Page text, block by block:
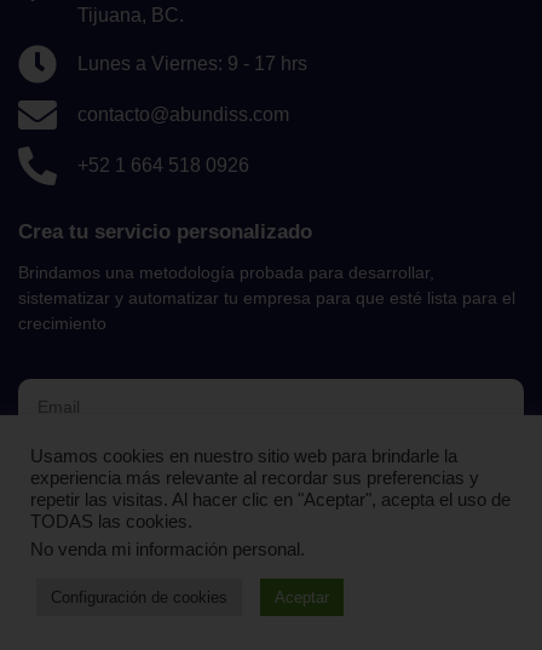
Tijuana, BC.
Lunes a Viernes: 9 - 17 hrs
contacto@abundiss.com
+52 1 664 518 0926
Crea tu servicio personalizado
Brindamos una metodología probada para desarrollar,
sistematizar y automatizar tu empresa para que esté lista para el
crecimiento
UNIRME AL NEWSLETTER
© 2023 Abundiss Services. Todos los derechos reservados.
Usamos cookies en nuestro sitio web para brindarle la
experiencia más relevante al recordar sus preferencias y
repetir las visitas. Al hacer clic en "Aceptar", acepta el uso de
TODAS las cookies.
No venda mi información personal .
Configuración de cookies Aceptar